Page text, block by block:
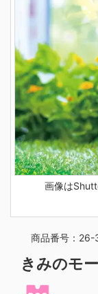
画像は
商品番号：26-
きみのモ